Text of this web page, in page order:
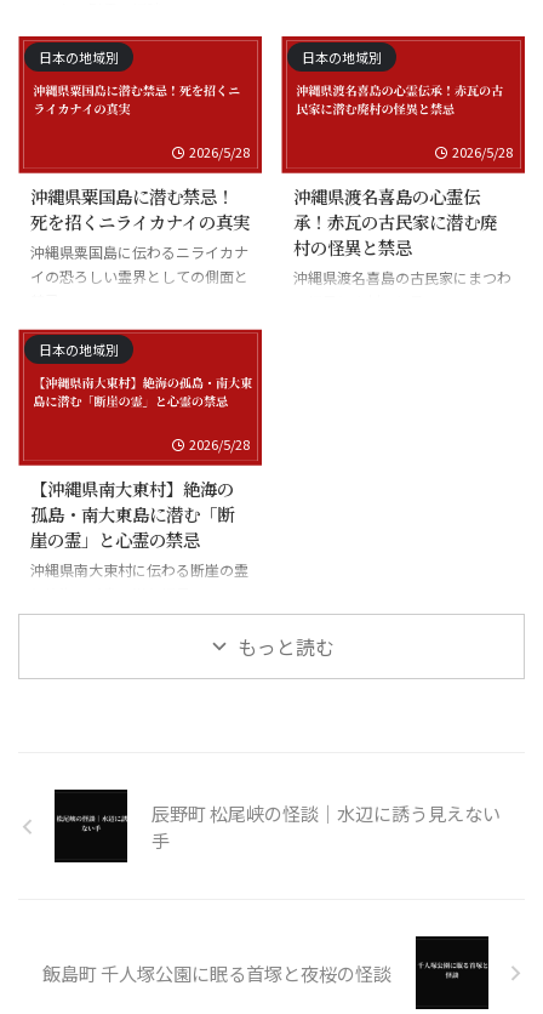
士の怪談
日本の地域別
2026/5/28
沖縄県粟国島に潜む禁忌！
死を招くニライカナイの真実
沖縄県粟国島に伝わるニライカナ
イの恐ろしい霊界としての側面と
日本の地域別
2026/5/28
沖縄県渡名喜島の心霊伝
承！赤瓦の古民家に潜む廃
村の怪異と禁忌
沖縄県渡名喜島の古民家にまつわ
日本の地域別
2026/5/28
【沖縄県南大東村】絶海の
孤島・南大東島に潜む「断
崖の霊」と心霊の禁忌
沖縄県南大東村に伝わる断崖の霊
もっと読む
辰野町 松尾峡の怪談｜水辺に誘う見えない
手
飯島町 千人塚公園に眠る首塚と夜桜の怪談